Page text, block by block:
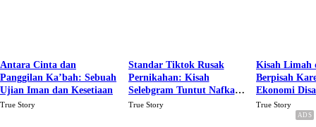
Antara Cinta dan
Panggilan Ka’bah: Sebuah
Ujian Iman dan Kesetiaan
True Story
Standar Tiktok Rusak
Pernikahan: Kisah
Selebgram Tuntut Nafkah
Rp.15 Juta Perbulan
True Story
Kisah Limah
Berpisah
Ekonomi
Karena Cinta
True Story